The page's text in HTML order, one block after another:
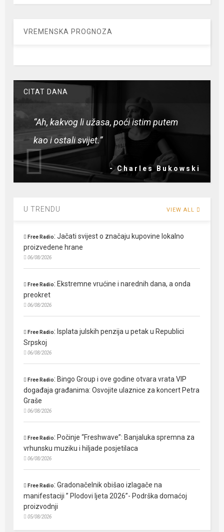
VREMENSKA PROGNOZA
CITAT DANA
“Ah, kakvog li užasa, poći istim putem
kao i ostali svijet.”
- Charles Bukowski
U TRENDU VIEW ALL
Free Radio:Jačati svijest o značaju kupovine lokalno
proizvedene hrane
06/08/2026
Free Radio: Ekstremne vrućine i narednih dana, a onda
preokret
06/08/2026
Free Radio: Isplata julskih penzija u petak u Republici
Srpskoj
06/08/2026
Free Radio: Bingo Group i ove godine otvara vrata VIP
događaja građanima: Osvojite ulaznice za koncert Petra
Graše
06/08/2026
Free Radio: Počinje “Freshwave”: Banjaluka spremna za
vrhunsku muziku i hiljade posjetilaca
06/08/2026
Free Radio:Gradonačelnik obišao izlagače na
manifestaciji ” Plodovi ljeta 2026”- Podrška domaćoj
proizvodnji
05/08/2026